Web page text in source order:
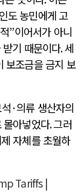
도 농민에게 고
”이어서가 아니
기 때문이다.세
보조금을 금지 보
·의류 생산자의
몰아넣었다.그러
자체를 초월하
Tariffs |